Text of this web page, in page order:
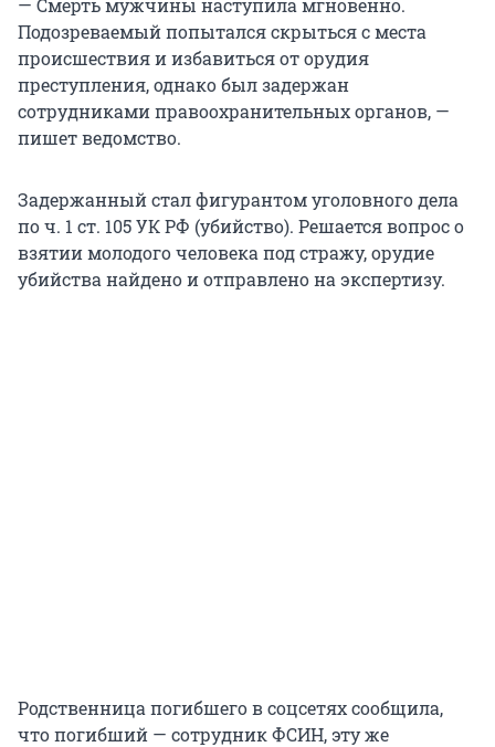
Подозреваемый попытался скрыться с места
происшествия и избавиться от орудия
преступления, однако был задержан
сотрудниками правоохранительных органов, —
пишет ведомство.
Задержанный стал фигурантом уголовного дела
по ч. 1 ст. 105 УК РФ (убийство). Решается вопрос о
взятии молодого человека под стражу, орудие
убийства найдено и отправлено на экспертизу.
Родственница погибшего в соцсетях сообщила,
что погибший — сотрудник ФСИН, эту же